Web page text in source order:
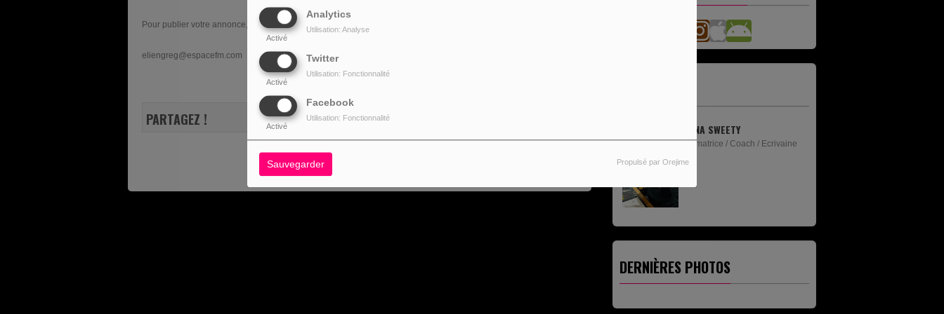
Analytics
Activé
Utilisation: Analyse
Twitter
Activé
Utilisation: Fonctionnalité
Facebook
Activé
Utilisation: Fonctionnalité
Sauvegarder Propulsé par Orejime
Pour publier votre annonce, contactez-nous dès maintenant !
eliengreg@espacefm.com
PARTAGEZ !
ANNA SWEETY
Animatrice / Coach / Ecrivaine
DERNIÈRES PHOTOS